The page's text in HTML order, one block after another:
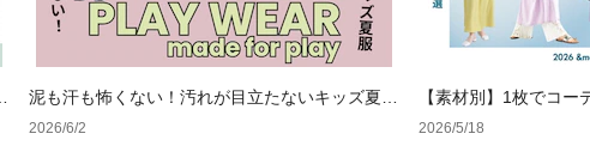
泥も汗も怖くない！汚れが目立たないキッズ夏服
特集
2026/6/2
【素材別】1枚でコー
きた今着たい大人のワ
2026/5/18